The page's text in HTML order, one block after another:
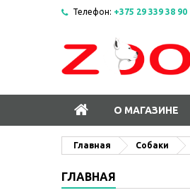
Телефон: +375 29 339 38 90
О МАГАЗИНЕ
Главная Собаки
ГЛАВНАЯ